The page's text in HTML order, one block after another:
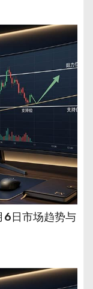
日市场趋势与